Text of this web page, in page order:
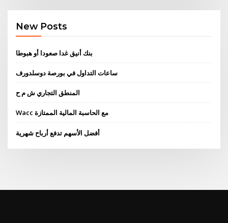
New Posts
بنك أنيق غدا صعودا أو هبوطا
ساعات التداول في بورصة دوسلدورف
المنطق التجاري ش م ح
Wacc مع الحاسبة المالية الممتازة
أفضل الأسهم تدفع أرباح شهرية